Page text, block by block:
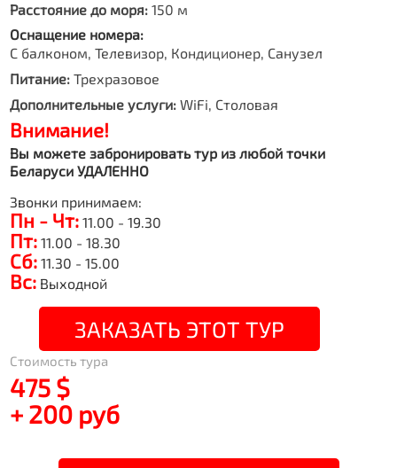
Расстояние до моря: 150 м
Оснащение номера:
С балконом, Телевизор, Кондиционер, Санузел
Питание: Трехразовое
Дополнительные услуги: WiFi, Столовая
Внимание!
Вы можете забронировать тур из любой точки
Беларуси УДАЛЕННО
Звонки принимаем:
Пн - Чт: 11.00 - 19.30
Пт: 11.00 - 18.30
Сб: 11.30 - 15.00
Вс: Выходной
ЗАКАЗАТЬ ЭТОТ ТУР
Стоимость тура
475 $
+ 200 руб